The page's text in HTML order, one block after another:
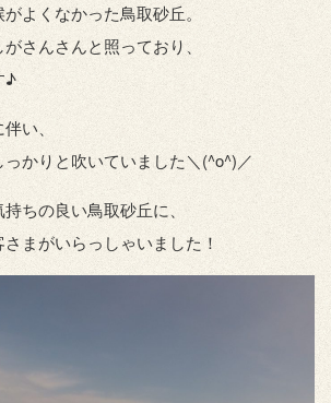
よくなかった鳥取砂丘。
さんさんと照っており、
♪
い、
かりと吹いていました＼(^o^)／
ちの良い鳥取砂丘に、
まがいらっしゃいました！